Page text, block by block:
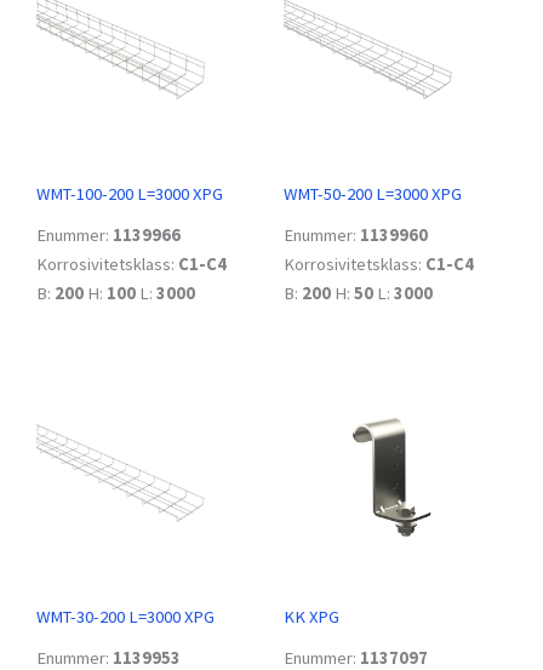
WMT-100-200 L=3000 XPG
Enummer: 1139966
Korrosivitetsklass: C1-C4
B: 200 H: 100 L: 3000
WMT-50-200 L=3000 XPG
Enummer: 1139960
Korrosivitetsklass: C1-C4
B: 200 H: 50 L: 3000
WMT-30-200 L=3000 XPG
Enummer: 1139953
KK XPG
Enummer: 1137097